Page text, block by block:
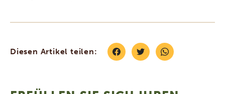
Diesen Artikel teilen: